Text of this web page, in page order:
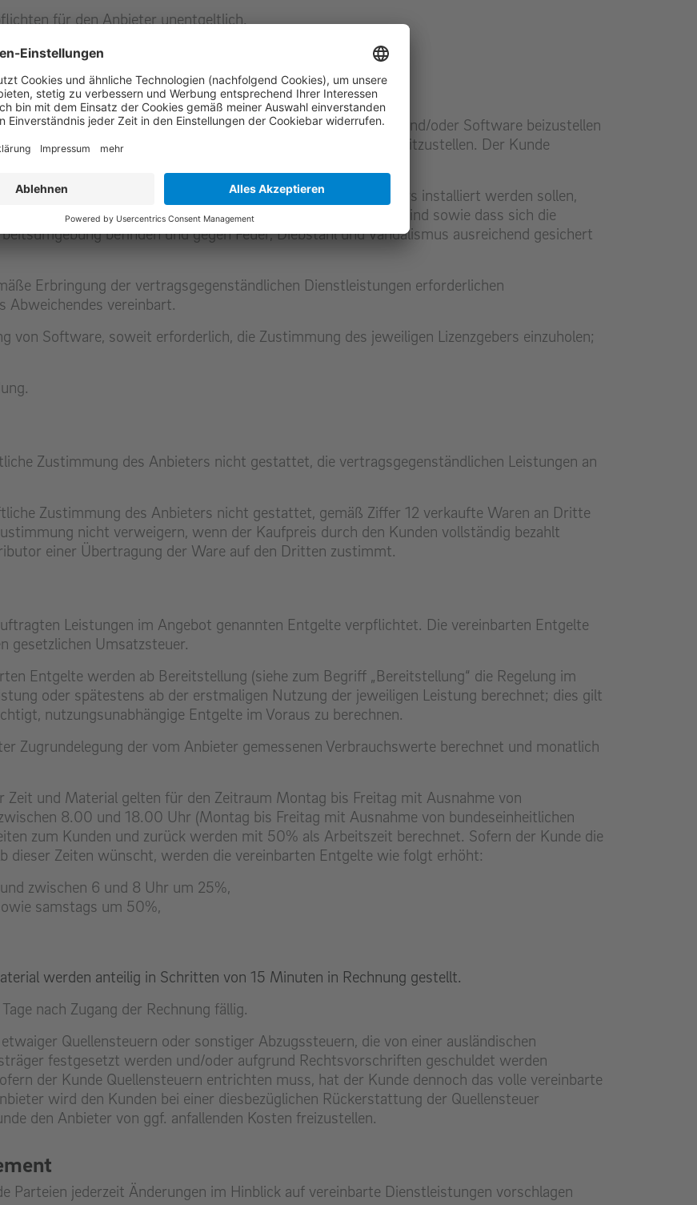
für den Anbieter unentgeltlich.
des Kunden.
dieser für die Leistungserbringung Infrastruktur, Hardware und/oder Software beizustellen
Anbieter unentgeltlich und in vertragsgemäßem Zustand bereitzustellen. Der Kunde
Vertrages entsprechenden Beistellung berechtigt ist.
des Kunden, an denen technische Anlagen des Anbieters installiert werden sollen,
Elektrizität verfügen, dass sie hinreichend klimatisiert sind sowie dass sich die
befinden und gegen Feuer, Diebstahl und Vandalismus ausreichend gesichert
Erbringung der vertragsgegenständlichen Dienstleistungen erforderlichen
Abweichendes vereinbart.
von Software, soweit erforderlich, die Zustimmung des jeweiligen Lizenzgebers einzuholen;
Zustimmung des Anbieters nicht gestattet, die vertragsgegenständlichen Leistungen an
Zustimmung des Anbieters nicht gestattet, gemäß Ziffer 12 verkaufte Waren an Dritte
nicht verweigern, wenn der Kaufpreis durch den Kunden vollständig bezahlt
einer Übertragung der Ware auf den Dritten zustimmt.
Leistungen im Angebot genannten Entgelte verpflichtet. Die vereinbarten Entgelte
gesetzlichen Umsatzsteuer.
Entgelte werden ab Bereitstellung (siehe zum Begriff „Bereitstellung“ die Regelung im
oder spätestens ab der erstmaligen Nutzung der jeweiligen Leistung berechnet; dies gilt
nutzungsunabhängige Entgelte im Voraus zu berechnen.
Zugrundelegung der vom Anbieter gemessenen Verbrauchswerte berechnet und monatlich
und Material gelten für den Zeitraum Montag bis Freitag mit Ausnahme von
8.00 und 18.00 Uhr (Montag bis Freitag mit Ausnahme von bundeseinheitlichen
zum Kunden und zurück werden mit 50% als Arbeitszeit berechnet. Sofern der Kunde die
dieser Zeiten wünscht, werden die vereinbarten Entgelte wie folgt erhöht:
zwischen 6 und 8 Uhr um 25%,
samstags um 50%,
werden anteilig in Schritten von 15 Minuten in Rechnung gestellt.
nach Zugang der Rechnung fällig.
Quellensteuern oder sonstiger Abzugssteuern, die von einer ausländischen
festgesetzt werden und/oder aufgrund Rechtsvorschriften geschuldet werden
der Kunde Quellensteuern entrichten muss, hat der Kunde dennoch das volle vereinbarte
wird den Kunden bei einer diesbezüglichen Rückerstattung der Quellensteuer
den Anbieter von ggf. anfallenden Kosten freizustellen.
Parteien jederzeit Änderungen im Hinblick auf vereinbarte Dienstleistungen vorschlagen